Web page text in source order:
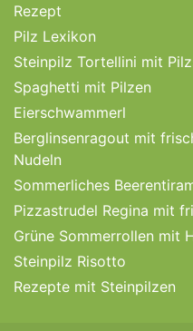
Rezept
Pilz Lexikon
Steinpilz Tortellini mit
Spaghetti mit Pilzen
Eierschwammerl
Berglinsenragout mit
Nudeln
Sommerliches
Pizzastrudel Regina mit
Grüne Sommerrollen mit
Steinpilz Risotto
Rezepte mit Steinpilzen